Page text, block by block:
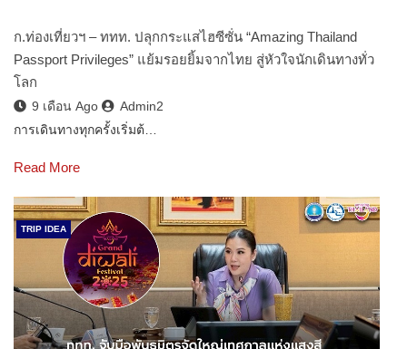
ก.ท่องเที่ยวฯ – ททท. ปลุกกระแสไฮซีซั่น “Amazing Thailand
Passport Privileges” แย้มรอยยิ้มจากไทย สู่หัวใจนักเดินทางทั่ว
โลก
9 เดือน Ago
Admin2
การเดินทางทุกครั้งเริ่มต้…
Read More
TRIP IDEA